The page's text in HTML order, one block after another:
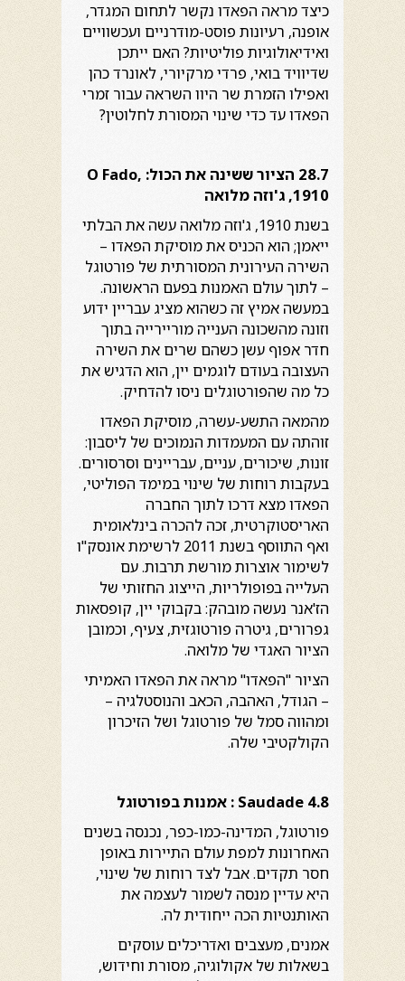
כיצד מראה הפאדו נקשר לתחום המגדר,
אופנה, רעיונות פוסט-מודרניים ועכשוויים
ואידיאולוגיות פוליטיות? האם ייתכן
שדיוויד בואי, פרדי מרקיורי, לאונרד כהן
ואפילו הזמרת שר היוו השראה עבור זמרי
הפאדו עד כדי שינוי המסורת לחלוטין?
28.7 הציור ששינה את הכול: O Fado,
1910, ג'וזה מלואה
בשנת 1910, ג'וזה מלואה עשה את הבלתי
ייאמן; הוא הכניס את מוסיקת הפאדו –
השירה העירונית המסורתית של פורטוגל
– לתוך עולם האמנות בפעם הראשונה.
במעשה אמיץ זה כשהוא מציג עבריין ידוע
וזונה מהשכונה הענייה מוריירייה בתוך
חדר אפוף עשן כשהם שרים את השירה
העצובה בעודם לוגמים יין, הוא הדגיש את
כל מה שהפורטוגלים ניסו להדחיק.
מהמאה התשע-עשרה, מוסיקת הפאדו
זוהתה עם המעמדות הנמוכים של ליסבון:
זונות, שיכורים, עניים, עבריינים וסרסורים.
בעקבות רוחות של שינוי במימד הפוליטי,
הפאדו מצא דרכו לתוך החברה
האריסטוקרטית, זכה להכרה בינלאומית
ואף התווסף בשנת 2011 לרשימת אונסק"ו
לשימור אוצרות מורשת תרבות. עם
העלייה בפופולריות, הייצוג החזותי של
הז'אנר נעשה מובהק: בקבוקי יין, קופסאות
גפרורים, גיטרה פורטוגזית, צעיף, וכמובן
הציור האגדי של מלואה.
הציור "הפאדו" מראה את הפאדו האמיתי
– הגודל, האהבה, הכאב והנוסטלגיה –
ומהווה סמל של פורטוגל ושל הזיכרון
הקולקטיבי שלה.
Saudade 4.8 : אמנות בפורטוגל
פורטוגל, המדינה-כמו-כפר, נכנסה בשנים
האחרונות למפת עולם התיירות באופן
חסר תקדים. אבל לצד רוחות של שינוי,
היא עדיין מנסה לשמור לעצמה את
האותנטיות הכה ייחודית לה.
אמנים, מעצבים ואדריכלים עוסקים
בשאלות של אקולוגיה, מסורת וחידוש,